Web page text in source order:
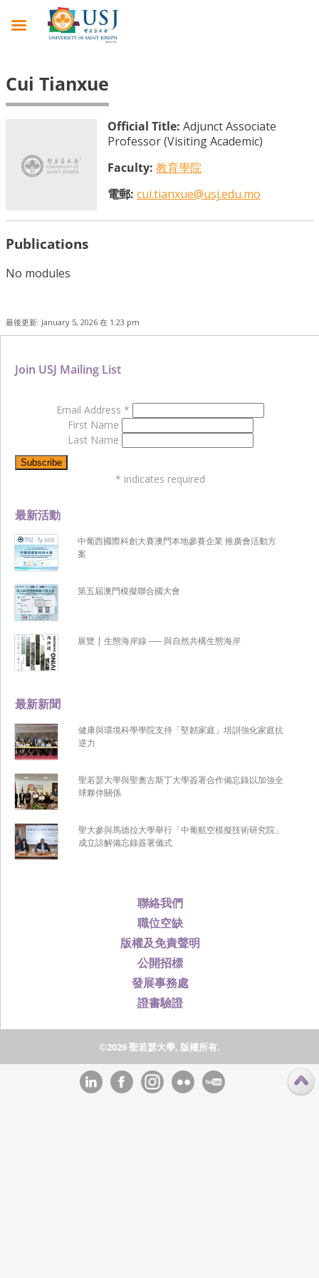
Cui Tianxue
Official Title: Adjunct Associate
Professor (Visiting Academic)
Faculty: 教育學院
電郵: cui.tianxue@usj.edu.mo
Publications
No modules
最後更新: January 5, 2026 在 1:23 pm
聯絡我們
職位空缺
版權及免責聲明
公開招標
發展事務處
證書驗證
最新新聞
健康與環境科學學院支持「堅韌家庭」培訓強化家庭抗
逆力
聖若瑟大學與聖奧古斯丁大學簽署合作備忘錄以加強全
球夥伴關係
聖大參與馬德拉大學舉行「中葡航空模擬技術研究院」
成立諒解備忘錄簽署儀式
最新活動
中葡西國際科創大賽澳門本地參賽企業 推廣會活動方
案
第五屆澳門模擬聯合國大會
展覽 | 生態海岸線 ── 與自然共構生態海岸
Join USJ Mailing List
Email Address *
First Name
Last Name
* indicates required
©2026 聖若瑟大學, 版權所有.